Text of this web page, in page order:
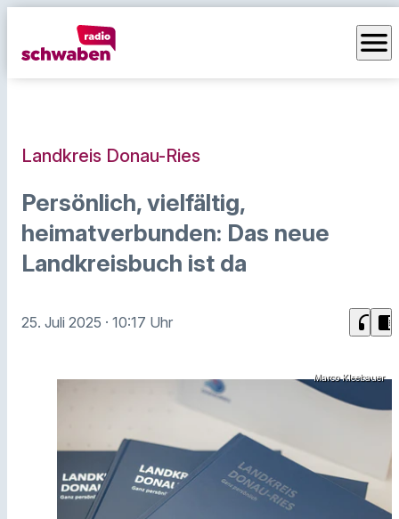
menu
Landkreis Donau-Ries
Persönlich, vielfältig,
heimatverbunden: Das neue
Landkreisbuch ist da
25. Juli 2025 · 10:17 Uhr headphones chrome_reader_mode
Marco Kleebauer